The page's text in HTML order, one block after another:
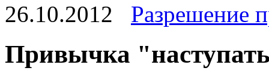
26.10.2012 Разрешение
Привычка